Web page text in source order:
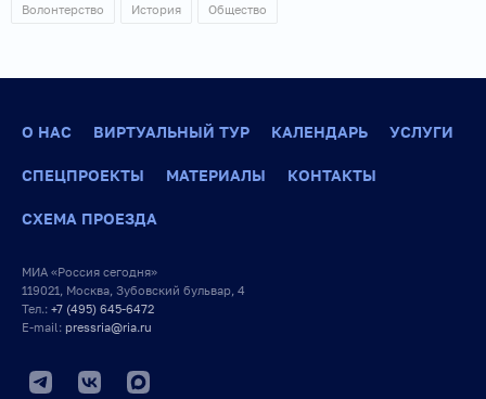
Волонтерство История Общество
О НАС ВИРТУАЛЬНЫЙ ТУР КАЛЕНДАРЬ УСЛУГИ
СПЕЦПРОЕКТЫ МАТЕРИАЛЫ КОНТАКТЫ
СХЕМА ПРОЕЗДА
МИА «Россия сегодня»
119021, Москва, Зубовский бульвар, 4
Тел.: +7 (495) 645-6472
E-mail: pressria@ria.ru